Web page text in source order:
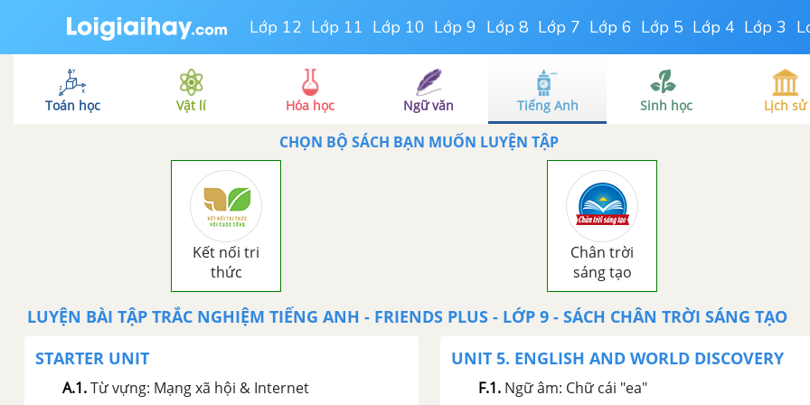
Lớp 12 Lớp 11 Lớp 10 Lớp 9 Lớp 8 Lớp 7 Lớp 6 Lớp 5 Lớp 4 Lớp 3
Toán học Vật lí Hóa học Ngữ văn Tiếng Anh Sinh học Lịch sử
CHỌN BỘ SÁCH BẠN MUỐN LUYỆN TẬP
Kết nối tri
thức
Chân trời
sáng tạo
LUYỆN BÀI TẬP TRẮC NGHIỆM TIẾNG ANH - FRIENDS PLUS - LỚP 9 - SÁCH CHÂN TRỜI SÁNG TẠO
STARTER UNIT
A.1.Từ vựng: Mạng xã hội & Internet
UNIT 5. ENGLISH AND WORLD DISCOVERY
F.1. Ngữ âm: Chữ cái "ea"